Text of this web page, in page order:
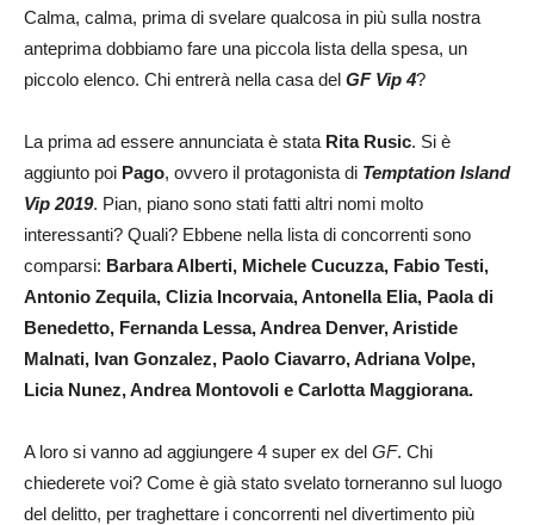
Calma, calma, prima di svelare qualcosa in più sulla nostra
anteprima dobbiamo fare una piccola lista della spesa, un
piccolo elenco. Chi entrerà nella casa del GF Vip 4?
La prima ad essere annunciata è stata Rita Rusic. Si è
aggiunto poi Pago, ovvero il protagonista di Temptation Island
Vip 2019. Pian, piano sono stati fatti altri nomi molto
interessanti? Quali? Ebbene nella lista di concorrenti sono
comparsi: Barbara Alberti, Michele Cucuzza, Fabio Testi,
Antonio Zequila, Clizia Incorvaia, Antonella Elia, Paola di
Benedetto, Fernanda Lessa, Andrea Denver, Aristide
Malnati, Ivan Gonzalez, Paolo Ciavarro, Adriana Volpe,
Licia Nunez, Andrea Montovoli e Carlotta Maggiorana.
A loro si vanno ad aggiungere 4 super ex del GF. Chi
chiederete voi? Come è già stato svelato torneranno sul luogo
del delitto, per traghettare i concorrenti nel divertimento più